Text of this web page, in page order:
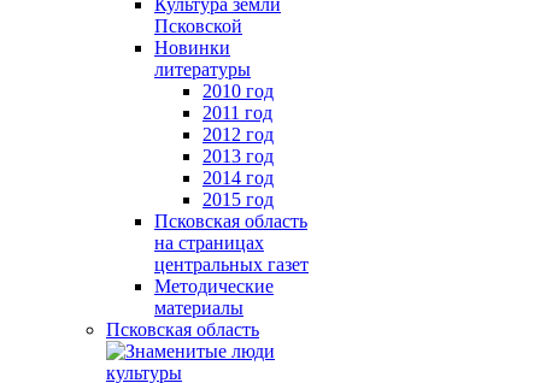
Культура земли
Псковской
Новинки
литературы
2010 год
2011 год
2012 год
2013 год
2014 год
2015 год
Псковская область
на страницах
центральных газет
Методические
материалы
Псковская область